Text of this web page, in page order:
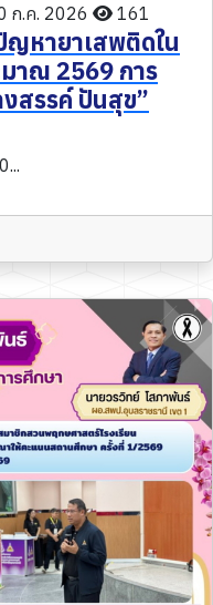
ก.ค. 2026 161
ญหายาเสพติดใน
าณ 2569 การ
สรรค์ ปันสุข”